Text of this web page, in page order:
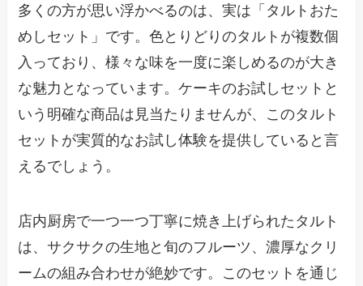
多くの方が思い浮かべるのは、実は「タルトおた
めしセット」です。色とりどりのタルトが複数個
入っており、様々な味を一度に楽しめるのが大き
な魅力となっています。ケーキのお試しセットと
いう明確な商品は見当たりませんが、このタルト
セットが実質的なお試し体験を提供していると言
えるでしょう。
店内厨房で一つ一つ丁寧に焼き上げられたタルト
は、サクサクの生地と旬のフルーツ、濃厚なクリ
ームの組み合わせが絶妙です。このセットを通じ